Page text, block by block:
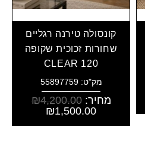
קונסולה טירנה רגליים
שחורות זכוכית שקופה
CLEAR 120
מק"ט: 55897759
מחיר: ₪4,200.00
₪1,500.00